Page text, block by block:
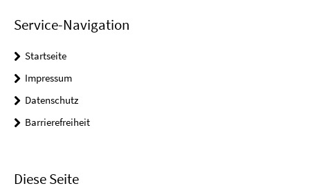
Service-Navigation
Startseite
Impressum
Datenschutz
Barrierefreiheit
Diese Seite